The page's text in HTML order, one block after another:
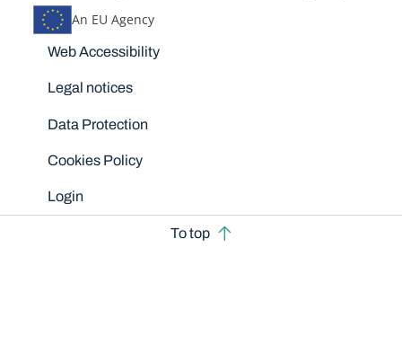
An EU Agency
Disclaimers
Web Accessibility
Legal notices
Data Protection
Cookies Policy
Login
To top